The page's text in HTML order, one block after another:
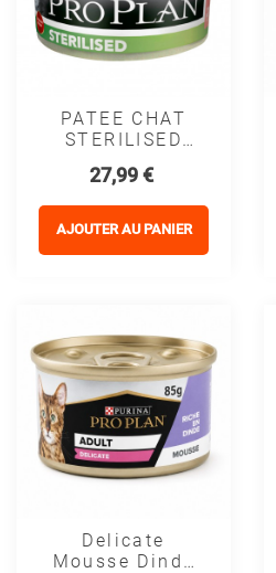
PATEE CHAT
STERILISED
Mousse
SAUMON -
PURINA
Prix
27,99 €
AJOUTER AU PANIER
Delicate
Mousse Dinde